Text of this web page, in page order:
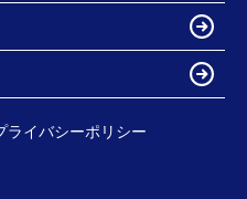
ライバシーポリシー